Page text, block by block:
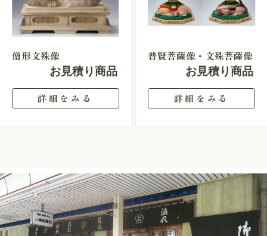
僧形文殊像
お見積り商品
詳細をみる
普賢菩薩像・文殊菩薩像
お見積り商品
詳細をみる